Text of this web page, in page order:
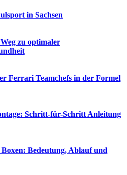
in Sachsen
zu optimaler
Ferrari Teamchefs in der Formel
Schritt-für-Schritt Anleitung
Bedeutung, Ablauf und